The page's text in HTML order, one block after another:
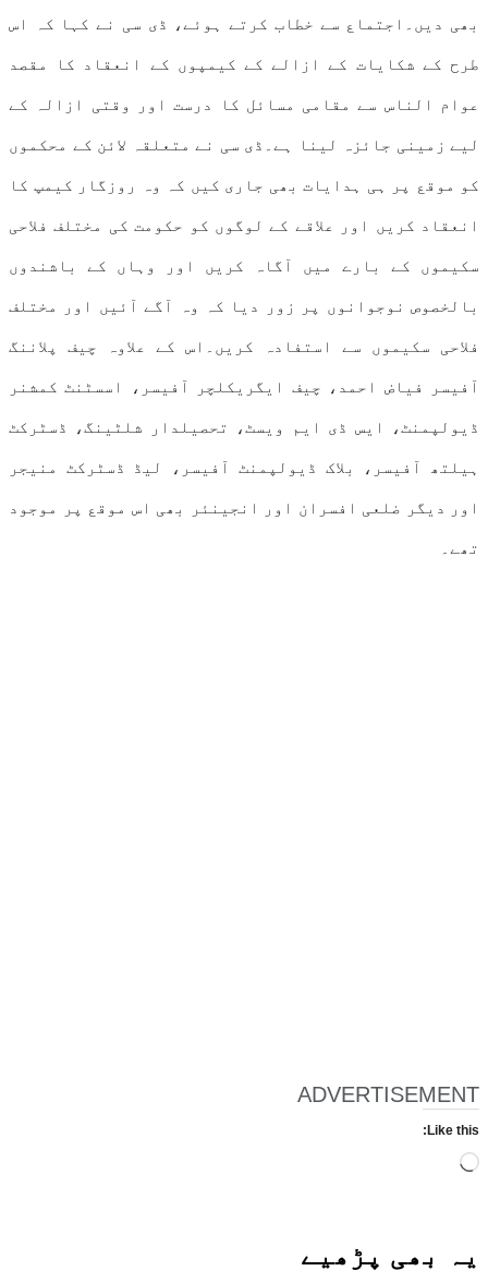
بھی دیں۔اجتماع سے خطاب کرتے ہوئے، ڈی سی نے کہا کہ اس
طرح کے شکایات کے ازالے کے کیمپوں کے انعقاد کا مقصد
عوام الناس سے مقامی مسائل کا درست اور وقتی ازالہ کے
لیے زمینی جائزہ لینا ہے۔ڈی سی نے متعلقہ لائن کے محکموں
کو موقع پر ہی ہدایات بھی جاری کیں کہ وہ روزگار کیمپ کا
انعقاد کریں اور علاقے کے لوگوں کو حکومت کی مختلف فلاحی
سکیموں کے بارے میں آگاہ کریں اور وہاں کے باشندوں
بالخصوص نوجوانوں پر زور دیا کہ وہ آگے آئیں اور مختلف
فلاحی سکیموں سے استفادہ کریں۔اس کے علاوہ چیف پلاننگ
آفیسر فیاض احمد، چیف ایگریکلچر آفیسر، اسسٹنٹ کمشنر
ڈیولپمنٹ، ایس ڈی ایم ویسٹ، تحصیلدار شلٹینگ، ڈسٹرکٹ
ہیلتھ آفیسر، بلاک ڈیولپمنٹ آفیسر، لیڈ ڈسٹرکٹ منیجر
اور دیگر ضلعی افسران اور انجینئر بھی اس موقع پر موجود
تھے۔
ADVERTISEMENT
Like this:
Loading…
یہ بھی پڑھیے